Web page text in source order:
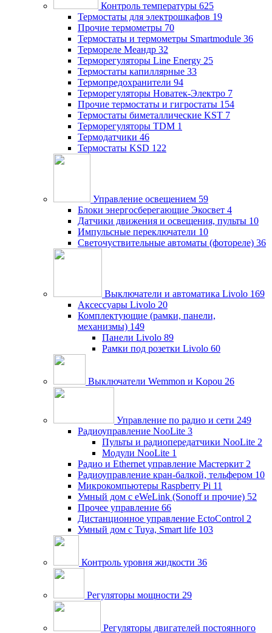
Контроль температуры 625
Термостаты для электрошкафов 19
Прочие термометры 70
Термостаты и термометры Smartmodule 36
Термореле Меандр 32
Терморегуляторы Line Energy 25
Термостаты капиллярные 33
Термопредохранители 94
Терморегуляторы Новатек-Электро 7
Прочие термостаты и гигростаты 154
Термостаты биметаллические KST 7
Терморегуляторы TDM 1
Термодатчики 46
Термостаты KSD 122
Управление освещением 59
Блоки энергосберегающие Экосвет 4
Датчики движения и освещения, пульты 10
Импульсные переключатели 10
Светочуствительные автоматы (фотореле) 36
Выключатели и автоматика Livolo 169
Аксессуары Livolo 20
Комплектующие (рамки, панели,
механизмы) 149
Панели Livolo 89
Рамки под розетки Livolo 60
Выключатели Wemmon и Kopou 26
Управление по радио и сети 249
Радиоуправление NooLite 3
Пульты и радиопередатчики NooLite 2
Модули NooLite 1
Радио и Ethernet управление Мастеркит 2
Радиоуправление кран-балкой, тельфером 10
Микрокомпьютеры Raspberry Pi 11
Умный дом c eWeLink (Sonoff и прочие) 52
Прочее управление 66
Дистанционное управление EctoControl 2
Умный дом с Tuya, Smart life 103
Контроль уровня жидкости 36
Регуляторы мощности 29
Регуляторы двигателей постоянного